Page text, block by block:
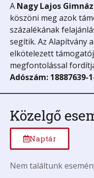
A Nagy Lajos
köszöni meg azok
százalékának
segítik. Az Alapítvány
elkötelezett
megfontolással
Adószám: 18887639-
Közelgő
Naptár
Nem találtunk